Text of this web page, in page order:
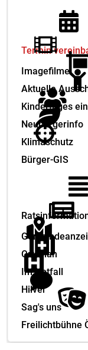
Termin
Imagefilme
Aktuelle
Kindertages
Neubürgerinfo
Klimaschutz
Bürger-GIS
Ortsplan
Im Notfall
Hilver
Sag's uns
Freilichtbühne